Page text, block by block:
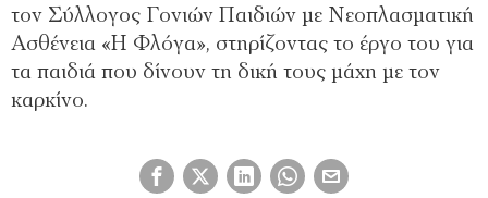
τον Σύλλογος Γονιών Παιδιών με Νεοπλασματική
Ασθένεια «Η Φλόγα», στηρίζοντας το έργο του για
τα παιδιά που δίνουν τη δική τους μάχη με τον
καρκίνο.